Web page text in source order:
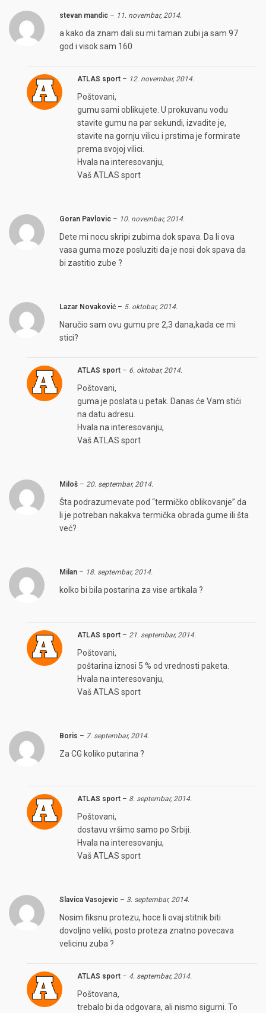
stevan mandic – 11. novembar, 2014.
a kako da znam dali su mi taman zubi ja sam 97
god i visok sam 160
ATLAS sport – 12. novembar, 2014.
Poštovani,
gumu sami oblikujete. U prokuvanu vodu
stavite gumu na par sekundi, izvadite je,
stavite na gornju vilicu i prstima je formirate
prema svojoj vilici.
Hvala na interesovanju,
Vaš ATLAS sport
Goran Pavlovic – 10. novembar, 2014.
Dete mi nocu skripi zubima dok spava. Da li ova
vasa guma moze posluziti da je nosi dok spava da
bi zastitio zube ?
Lazar Novaković – 5. oktobar, 2014.
Naručio sam ovu gumu pre 2,3 dana,kada ce mi
stici?
ATLAS sport – 6. oktobar, 2014.
Poštovani,
guma je poslata u petak. Danas će Vam stići
na datu adresu.
Hvala na interesovanju,
Vaš ATLAS sport
Miloš – 20. septembar, 2014.
Šta podrazumevate pod “termičko oblikovanje” da
li je potreban nakakva termička obrada gume ili šta
već?
Milan – 18. septembar, 2014.
kolko bi bila postarina za vise artikala ?
ATLAS sport – 21. septembar, 2014.
Poštovani,
poštarina iznosi 5 % od vrednosti paketa.
Hvala na interesovanju,
Vaš ATLAS sport
Boris – 7. septembar, 2014.
Za CG koliko putarina ?
ATLAS sport – 8. septembar, 2014.
Poštovani,
dostavu vršimo samo po Srbiji.
Hvala na interesovanju,
Vaš ATLAS sport
Slavica Vasojevic – 3. septembar, 2014.
Nosim fiksnu protezu, hoce li ovaj stitnik biti
dovoljno veliki, posto proteza znatno povecava
velicinu zuba ?
ATLAS sport – 4. septembar, 2014.
Poštovana,
trebalo bi da odgovara, ali nismo sigurni. To